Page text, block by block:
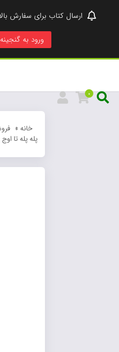
ارسال کتاب برای سفارش بالای 999 تومان رایگان شد ♥
ورود به گنجینه کتاب
فروشگاه »
پله پله تا اوج